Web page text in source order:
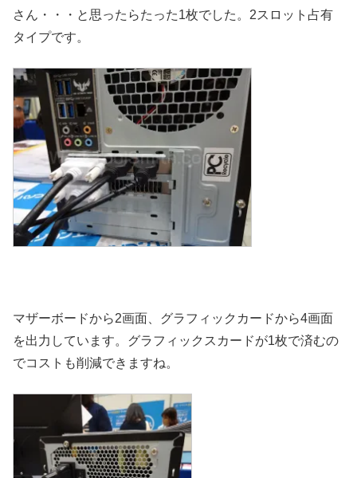
さん・・・と思ったらたった1枚でした。2スロット占有
タイプです。
マザーボードから2画面、グラフィックカードから4画面
を出力しています。グラフィックスカードが1枚で済むの
でコストも削減できますね。